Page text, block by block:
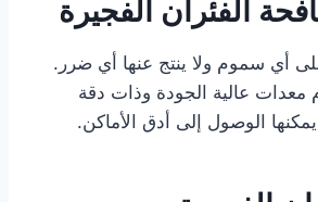
الفئران الفجيرة
أي سموم ولا ينتج عنها أي ضرر.
معدات عالية الجودة وذات دقة
الوصول إلى أدق الأماكن.